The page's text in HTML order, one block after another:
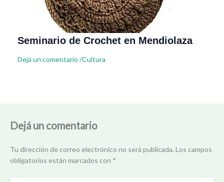
Seminario de Crochet en Mendiolaza
Dejá un comentario /Cultura
Dejá un comentario
Tu dirección de correo electrónico no será publicada. Los campos
obligatorios están marcados con *